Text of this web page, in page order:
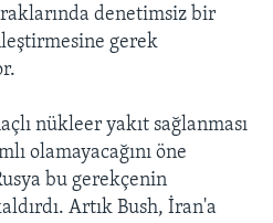
denetimsiz bir
gerek
nükleer yakıt sağlanması
olamayacağını öne
bu gerekçenin
Artık Bush, İran'a